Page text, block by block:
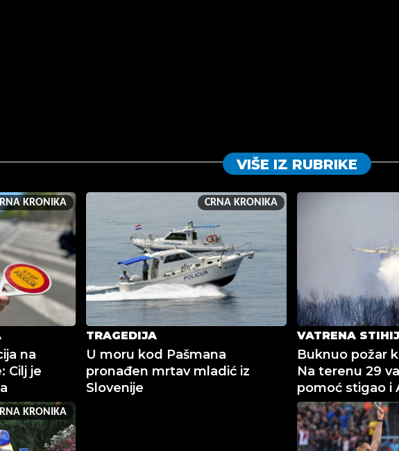
VIŠE IZ RUBRIKE
KRONIKA
na
Cilj je
CRNA KRONIKA
TRAGEDIJA
U moru kod Pašmana
pronađen mrtav mladić iz
Slovenije
VATRENA
Buknuo požar
Na terenu 29
pomoć stigao i
KRONIKA